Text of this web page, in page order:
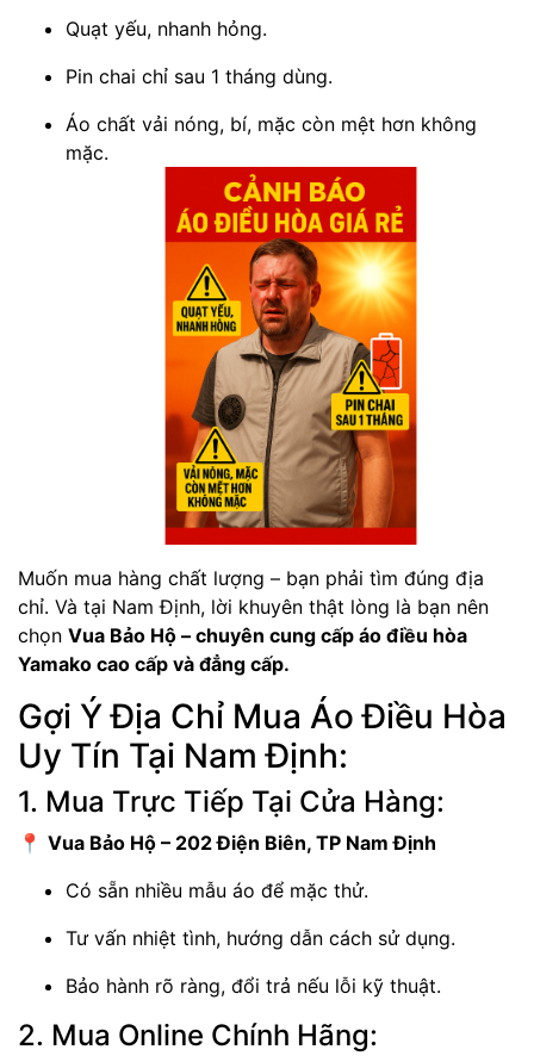
Quạt yếu, nhanh hỏng.
Pin chai chỉ sau 1 tháng dùng.
Áo chất vải nóng, bí, mặc còn mệt hơn không
mặc.
Muốn mua hàng chất lượng – bạn phải tìm đúng địa
chỉ. Và tại Nam Định, lời khuyên thật lòng là bạn nên
chọn Vua Bảo Hộ – chuyên cung cấp áo điều hòa
Yamako cao cấp và đẳng cấp.
Gợi Ý Địa Chỉ Mua Áo Điều Hòa
Uy Tín Tại Nam Định:
1. Mua Trực Tiếp Tại Cửa Hàng:
📍 Vua Bảo Hộ – 202 Điện Biên, TP Nam Định
Có sẵn nhiều mẫu áo để mặc thử.
Tư vấn nhiệt tình, hướng dẫn cách sử dụng.
Bảo hành rõ ràng, đổi trả nếu lỗi kỹ thuật.
2. Mua Online Chính Hãng: